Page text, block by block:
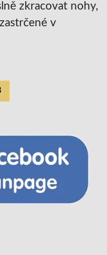
zkracovat nohy,
v